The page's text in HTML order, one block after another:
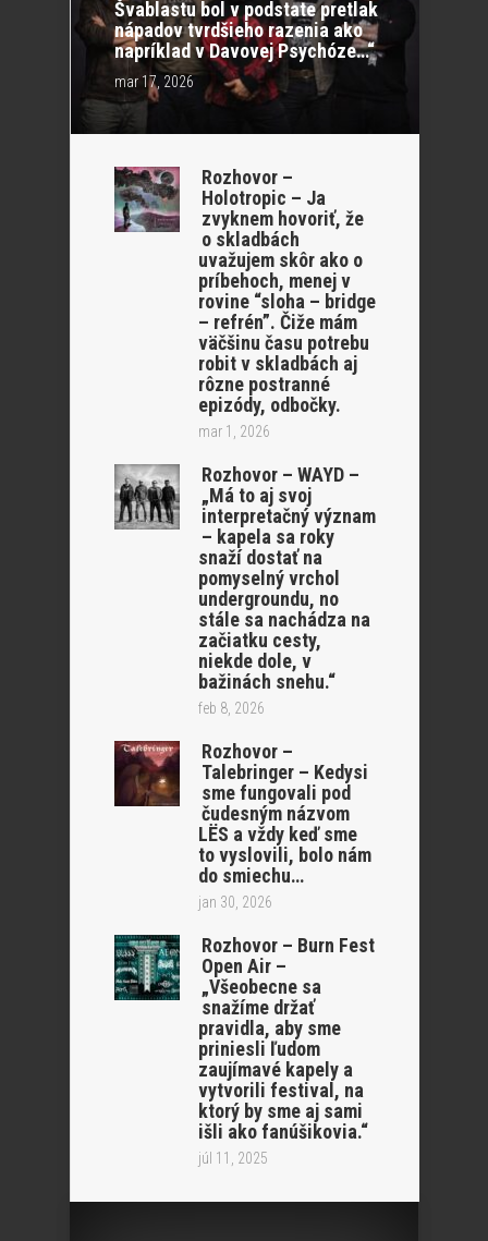
Švablastu bol v podstate pretlak
nápadov tvrdšieho razenia ako
napríklad v Davovej Psychóze…“
mar 17, 2026
Rozhovor –
Holotropic – Ja
zvyknem hovoriť, že
o skladbách
uvažujem skôr ako o
príbehoch, menej v
rovine “sloha – bridge
– refrén”. Čiže mám
väčšinu času potrebu
robit v skladbách aj
rôzne postranné
epizódy, odbočky.
mar 1, 2026
Rozhovor – WAYD –
„Má to aj svoj
interpretačný význam
– kapela sa roky
snaží dostať na
pomyselný vrchol
undergroundu, no
stále sa nachádza na
začiatku cesty,
niekde dole, v
bažinách snehu.“
feb 8, 2026
Rozhovor –
Talebringer – Kedysi
sme fungovali pod
čudesným názvom
LËS a vždy keď sme
to vyslovili, bolo nám
do smiechu…
jan 30, 2026
Rozhovor – Burn Fest
Open Air –
„Všeobecne sa
snažíme držať
pravidla, aby sme
priniesli ľudom
zaujímavé kapely a
vytvorili festival, na
ktorý by sme aj sami
išli ako fanúšikovia.“
júl 11, 2025